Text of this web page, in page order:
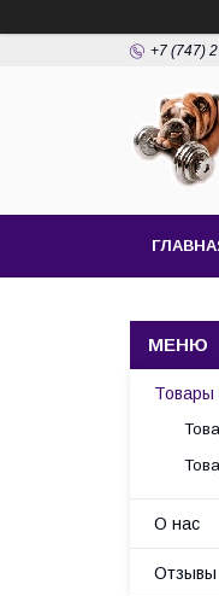
+7 (747)
Товары
О нас
Отзывы